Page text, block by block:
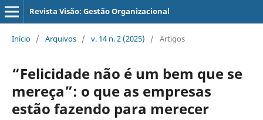
Revista Visão: Gestão Organizacional
Início / Arquivos / v. 14 n. 2 (2025) / Artigos
“Felicidade não é um bem que se
mereça”: o que as empresas
estão fazendo para merecer